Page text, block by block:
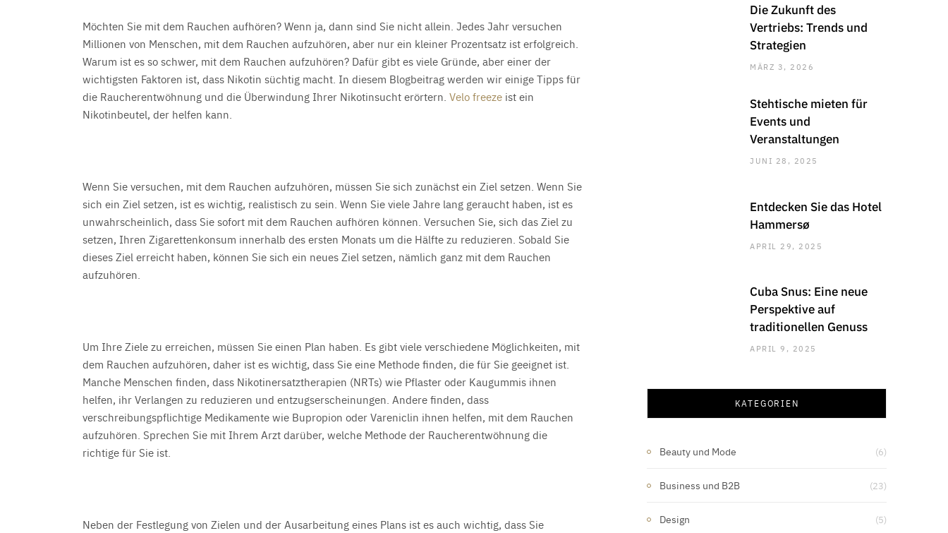
Möchten Sie mit dem Rauchen aufhören? Wenn ja, dann sind Sie nicht allein. Jedes Jahr versuchen
Millionen von Menschen, mit dem Rauchen aufzuhören, aber nur ein kleiner Prozentsatz ist erfolgreich.
Warum ist es so schwer, mit dem Rauchen aufzuhören? Dafür gibt es viele Gründe, aber einer der
wichtigsten Faktoren ist, dass Nikotin süchtig macht. In diesem Blogbeitrag werden wir einige Tipps für
die Raucherentwöhnung und die Überwindung Ihrer Nikotinsucht erörtern. Velo freezeist ein
Nikotinbeutel, der helfen kann.
Wenn Sie versuchen, mit dem Rauchen aufzuhören, müssen Sie sich zunächst ein Ziel setzen. Wenn Sie
sich ein Ziel setzen, ist es wichtig, realistisch zu sein. Wenn Sie viele Jahre lang geraucht haben, ist es
unwahrscheinlich, dass Sie sofort mit dem Rauchen aufhören können. Versuchen Sie, sich das Ziel zu
setzen, Ihren Zigarettenkonsum innerhalb des ersten Monats um die Hälfte zu reduzieren. Sobald Sie
dieses Ziel erreicht haben, können Sie sich ein neues Ziel setzen, nämlich ganz mit dem Rauchen
aufzuhören.
Um Ihre Ziele zu erreichen, müssen Sie einen Plan haben. Es gibt viele verschiedene Möglichkeiten, mit
dem Rauchen aufzuhören, daher ist es wichtig, dass Sie eine Methode finden, die für Sie geeignet ist.
Manche Menschen finden, dass Nikotinersatztherapien (NRTs) wie Pflaster oder Kaugummis ihnen
helfen, ihr Verlangen zu reduzieren und entzugserscheinungen. Andere finden, dass
verschreibungspflichtige Medikamente wie Bupropion oder Vareniclin ihnen helfen, mit dem Rauchen
aufzuhören. Sprechen Sie mit Ihrem Arzt darüber, welche Methode der Raucherentwöhnung die
richtige für Sie ist.
Neben der Festlegung von Zielen und der Ausarbeitung eines Plans ist es auch wichtig, dass Sie
Die Zukunft des
Vertriebs: Trends und
Strategien
MÄRZ 3, 2026
Stehtische mieten für
Events und
Veranstaltungen
JUNI 28, 2025
Entdecken Sie das Hotel
Hammersø
APRIL 29, 2025
Cuba Snus: Eine neue
Perspektive auf
traditionellen Genuss
APRIL 9, 2025
KATEGORIEN
Beauty und Mode (6)
Business und B2B (23)
Design (5)